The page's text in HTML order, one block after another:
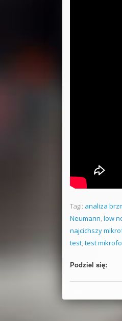
Tagi: analiza
Neumann, low
najcichszy
test, test
Podziel się: